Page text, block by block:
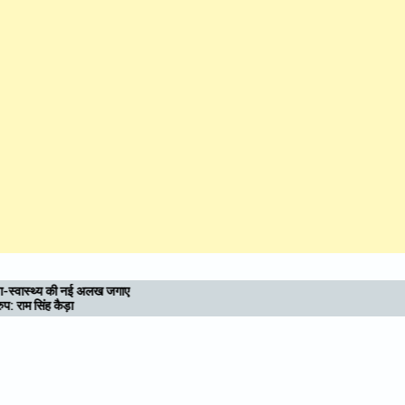
उत्तराखण्ड : आध्यात्मिक राजधानी की दिशा में बढ़े कदम